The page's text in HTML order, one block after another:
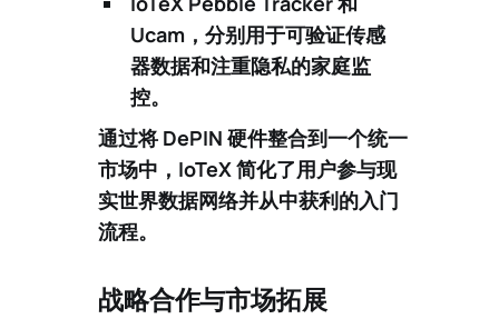
Ucam ，分别用于可验证传感
器数据和注重隐私的家庭监
控。
通过将 DePIN 硬件整合到一个统一
市场中，IoTeX 简化了用户参与现
实世界数据网络并从中获利的入门
流程。
战略合作与市场拓展